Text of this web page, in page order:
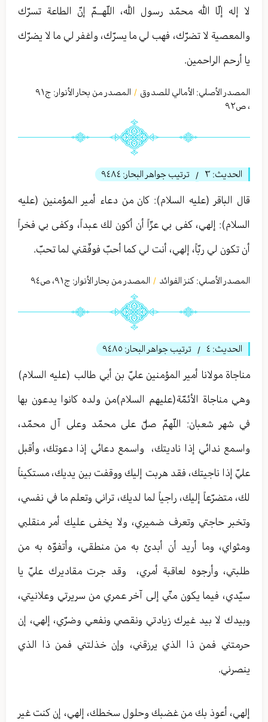
لا إله إلّا الله محمّد رسول الله، اللّهــمّ إنّ الطاعة تسرّك
والمعصية لا تضرّك، فهب لي ما يسرّك، واغفر لي ما لا يضرّك
يا أرحم الراحمين.
المصدر الأصلي: الأمالي للصدوق / المصدر من بحار الأنوار: ج٩١
، ص٩٢
الحديث: ٣ / ترتيب جواهر البحار: ٩٤٨٤
قال الباقر (عليه السلام): كان من دعاء أمير المؤمنين (عليه
السلام): إلهي، كفى بي عزّاً أن أكون لك عبداً، وكفى بي فخراً
أن تكون لي ربّاً، إلهي، أنت لي كما أحبّ فوفّقني لما تحبّ.
المصدر الأصلي: كنز الفوائد / المصدر من بحار الأنوار: ج٩١، ص٩٤
الحديث: ٤ / ترتيب جواهر البحار: ٩٤٨٥
مناجاة مولانا أمير المؤمنين عليّ بن أبي طالب (عليه السلام)
وهي مناجاة الأئمّة(عليهم السلام)من ولده كانوا يدعون بها
في شهر شعبان: اللّهمّ صلّ على محمّد وعلى آل محمّد،
واسمع ندائي إذا ناديتك، ‏ واسمع دعائي إذا دعوتك، وأقبل
عليّ إذا ناجيتك، فقد هربت إليك ووقفت بين يديك، مستكيناً
لك، متضرّعاً إليك، راجياً لما لديك، تراني وتعلم ما في نفسي،
وتخبر حاجتي وتعرف ضميري، ولا يخفى عليك أمر منقلبي
ومثواي، وما أريد أن أبدئ به من منطقي، وأتفوّه به من
طلبتي، وأرجوه لعاقبة أمري، ‏ وقد جرت مقاديرك عليّ يا
سيّدي، فيما يكون منّي إلى آخر عمري من سريرتي وعلانيتي،
وبيدك لا بيد غيرك زيادتي ونقصي ونفعي وضرّي، إلهي، إن
حرمتني فمن ذا الذي يرزقني، وإن خذلتني فمن ذا الذي
ينصرني.
إلهي، أعوذ بك من غضبك وحلول سخطك، إلهي، إن كنت غير